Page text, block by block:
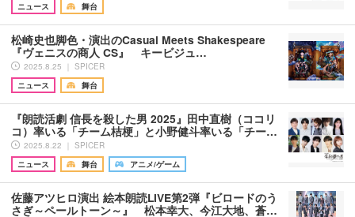
ニュース
舞台
松崎史也脚色・演出のCasual Meets Shakespeare
『ヴェニスの商人 CS』 キービジュ…
2025.8.25 ｜ SPICER
ニュース
舞台
『朗読活劇 信長を殺した男 2025』田中直樹（ココリ
コ）率いる「チーム桔梗」と小野健斗率いる「チー…
2025.8.22 ｜ SPICER
ニュース
舞台 アニメ/ゲーム
佐藤アツヒロ演出 絵本朗読LIVE第2弾『ビロードのう
さぎ～ペールトーン～』 松本幸大、今江大地、蒼…